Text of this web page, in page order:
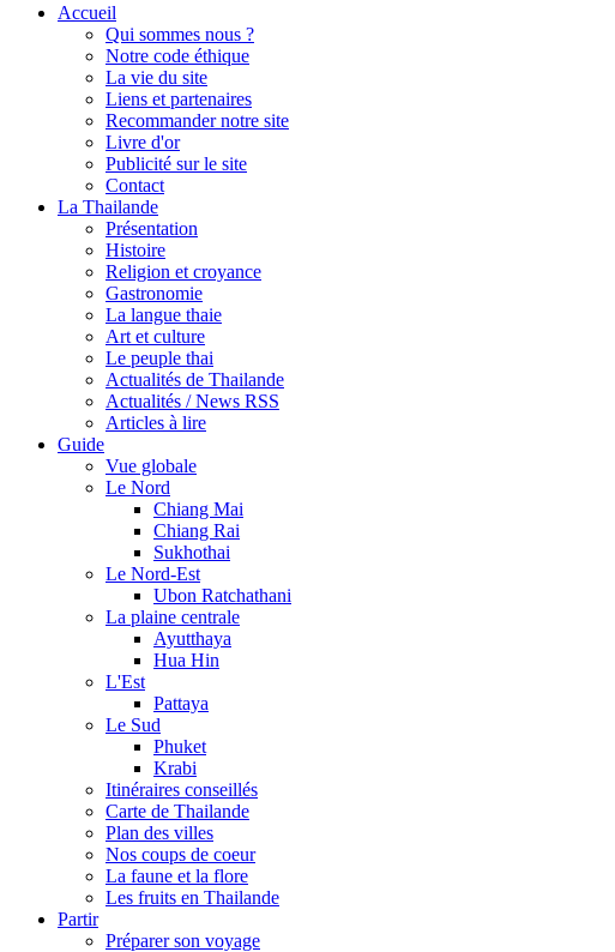
Accueil
Qui sommes nous ?
Notre code éthique
La vie du site
Liens et partenaires
Recommander notre site
Livre d'or
Publicité sur le site
Contact
La Thailande
Présentation
Histoire
Religion et croyance
Gastronomie
La langue thaie
Art et culture
Le peuple thai
Actualités de Thailande
Actualités / News RSS
Articles à lire
Guide
Vue globale
Le Nord
Chiang Mai
Chiang Rai
Sukhothai
Le Nord-Est
Ubon Ratchathani
La plaine centrale
Ayutthaya
Hua Hin
L'Est
Pattaya
Le Sud
Phuket
Krabi
Itinéraires conseillés
Carte de Thailande
Plan des villes
Nos coups de coeur
La faune et la flore
Les fruits en Thailande
Partir
Préparer son voyage